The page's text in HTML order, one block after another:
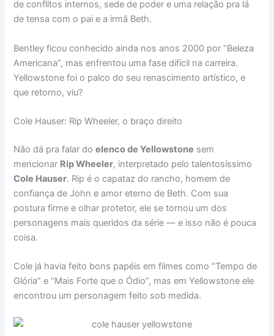
de conflitos internos, sede de poder e uma relação pra lá
de tensa com o pai e a irmã Beth.
Bentley ficou conhecido ainda nos anos 2000 por “Beleza
Americana”, mas enfrentou uma fase difícil na carreira.
Yellowstone foi o palco do seu renascimento artístico, e
que retorno, viu?
Cole Hauser: Rip Wheeler, o braço direito
Não dá pra falar doelenco de Yellowstone sem
mencionar Rip Wheeler, interpretado pelo talentosíssimo
Cole Hauser. Rip é o capataz do rancho, homem de
confiança de John e amor eterno de Beth. Com sua
postura firme e olhar protetor, ele se tornou um dos
personagens mais queridos da série — e isso não é pouca
coisa.
Cole já havia feito bons papéis em filmes como “Tempo de
Glória” e “Mais Forte que o Ódio”, mas em Yellowstone ele
encontrou um personagem feito sob medida.